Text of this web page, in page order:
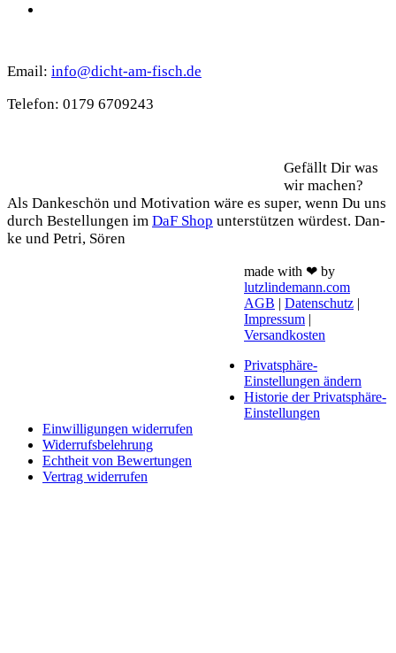
Email: info@dicht-am-fisch.de
Tele­fon: 0179 6709243
Gefällt Dir was
wir machen?
Als Dan­ke­schön und Moti­va­ti­on wäre es super, wenn Du uns
durch Bestel­lun­gen im DaF Shop unter­stüt­zen wür­dest. Dan­
ke und Petri, Sören
made with ❤ by
lutzlindemann.com
AGB | Datenschutz |
Impressum |
Versandkosten
Privatsphäre-
Einstellungen ändern
Historie der Privatsphäre-
Einstellungen
Einwilligungen widerrufen
Widerrufsbelehrung
Echtheit von Bewertungen
Vertrag widerrufen